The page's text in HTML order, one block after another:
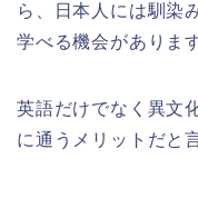
ら、日本人には馴染
学べる機会がありま
英語だけでなく異文
に通うメリットだと